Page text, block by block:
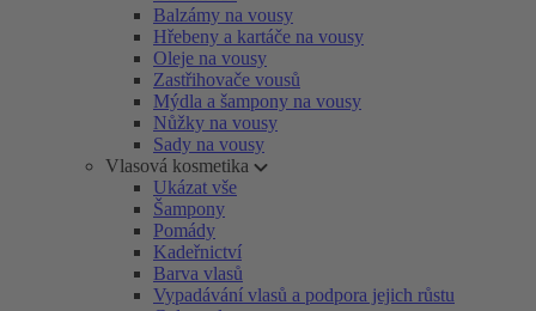
Balzámy na vousy
Hřebeny a kartáče na vousy
Oleje na vousy
Zastřihovače vousů
Mýdla a šampony na vousy
Nůžky na vousy
Sady na vousy
Vlasová kosmetika
Ukázat vše
Šampony
Pomády
Kadeřnictví
Barva vlasů
Vypadávání vlasů a podpora jejich růstu